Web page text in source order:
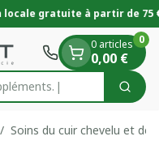
gratuite à partir de 75 €
0 articles
0,00 €
0
/ Soins du cuir chevelu et